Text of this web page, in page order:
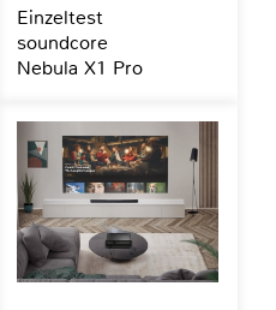
Einzeltest
soundcore
Nebula X1 Pro